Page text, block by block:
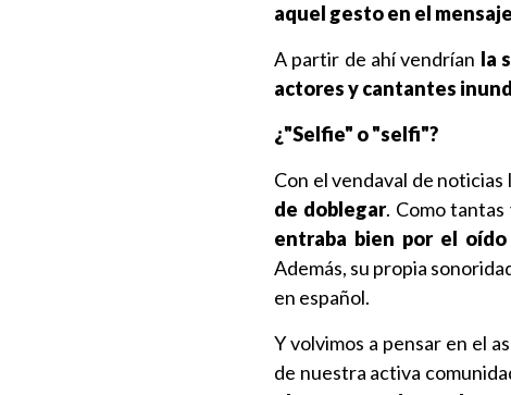
aquel gesto en el
A partir de ahí vendrían la
actores y cantantes
¿"Selfie" o "selfi"?
Con el vendaval de
de doblegar. Como tantas
entraba bien por el
Además, su propia
en español.
Y volvimos a pensar en el
de nuestra activa